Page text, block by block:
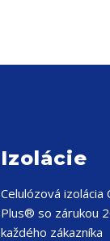
Izolácie
Celulózová izolácia
Plus® so zárukou
každého zákazníka